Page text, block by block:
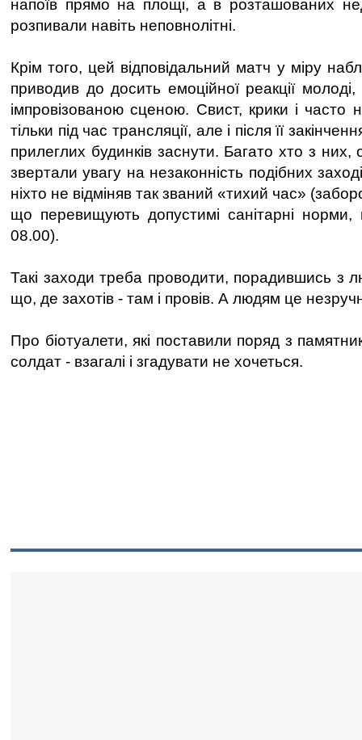
напоїв прямо на площі, а в розташованих
розпивали навіть неповнолітні.
Крім того, цей відповідальний матч у міру
приводив до досить емоційної реакції
імпровізованою сценою. Свист, крики і часто
тільки під час трансляції, але і після її
прилеглих будинків заснути. Багато хто з них,
звертали увагу на незаконність подібних
ніхто не відміняв так званий «тихий час»
що перевищують допустимі санітарні
08.00).
Такі заходи треба проводити, порадившись з
що, де захотів - там і провів. А людям це
Про біотуалети, які поставили поряд з
солдат - взагалі і згадувати не хочеться.